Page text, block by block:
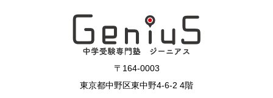
〒164-0003
東京都中野区東中野4-6-2 4階